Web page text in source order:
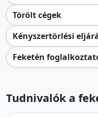
Törölt cégek
Kényszertörlési
Feketén
Tudnivalók a